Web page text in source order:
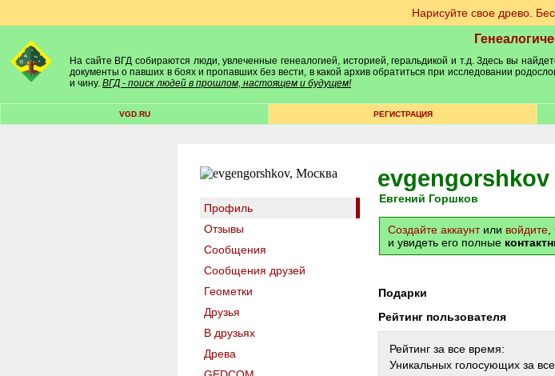
Нарисуйте свое древо.
На сайте ВГД собираются люди, увлеченные генеалогией, историей, геральдикой и т.д. Здесь вы
документы о павших в боях и пропавших без вести, в какой архив обратиться при исследовании
и чину. ВГД - поиск людей в прошлом, настоящем и будущем!
VGD.RU РЕГИСТРАЦИЯ
Профиль
Отзывы
Сообщения
Сообщения друзей
Геометки
Друзья
В друзьях
Древа
evgengorshkov
Евгений Горшков
Создайте аккаунтили войдите
и увидеть его полные
Подарки
Рейтинг пользователя
Рейтинг за все время:
Уникальных голосующих за